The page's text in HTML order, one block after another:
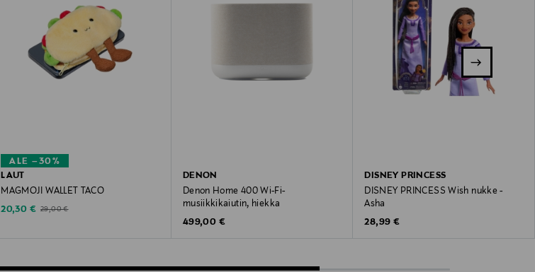
ALE –30%
LAUT
MAGMOJI WALLET TACO
Discounted Price
20,30 € Original Price
29,00 €
DENON
Denon Home 400 Wi-Fi-
musiikkikaiutin, hiekka
Original Price
499,00 €
DISNEY PRINCESS
DISNEY PRINCESS Wish nukke -
Asha
Original Price
28,99 €